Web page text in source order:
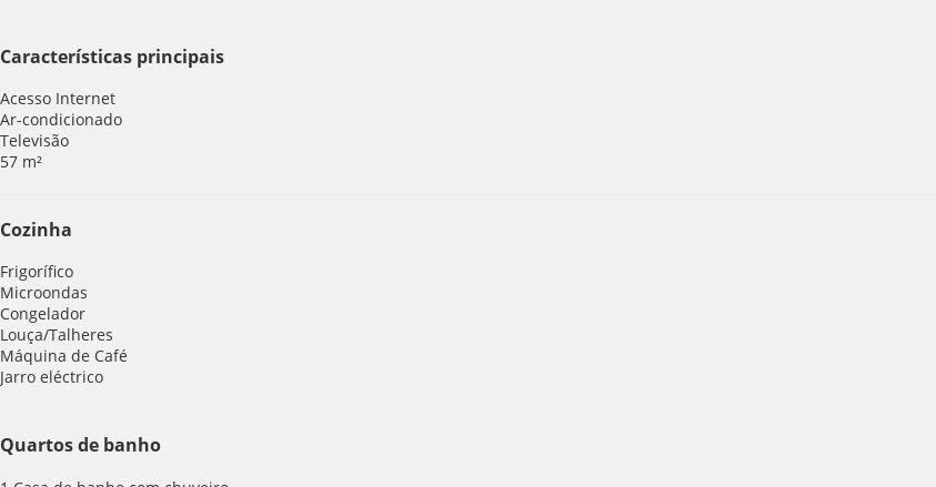
Características principais
Acesso Internet
Ar-condicionado
Televisão
57 m²
Cozinha
Frigorífico
Microondas
Congelador
Louça/Talheres
Máquina de Café
Jarro eléctrico
Quartos de banho